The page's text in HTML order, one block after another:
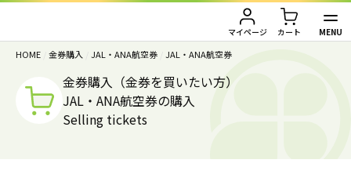
マイページ カート MENU
TOP
金券買取（金券を売りたい方）
HOME 金券購入 JAL・ANA航空券 JAL・ANA航空券
金券購入（金券を買いたい方）
JAL・ANA航空券の購入
Selling tickets